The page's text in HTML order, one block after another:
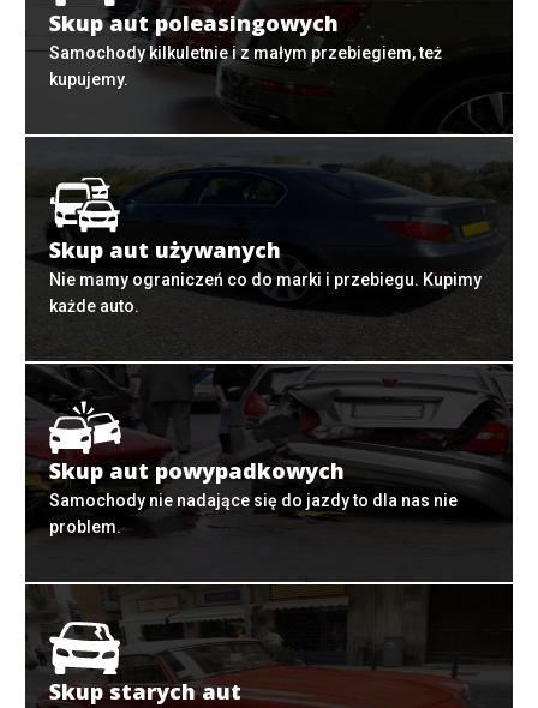
Skup aut poleasingowych
Samochody kilkuletnie i z małym przebiegiem, też
kupujemy.
Skup aut używanych
Nie mamy ograniczeń co do marki i przebiegu. Kupimy
każde auto.
Skup aut powypadkowych
Samochody nie nadające się do jazdy to dla nas nie
problem.
Skup starych aut